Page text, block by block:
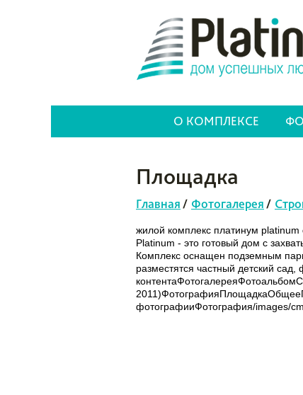
О КОМПЛЕКСЕ
Площадка
Главная / Фотогалерея /
жилой комплекс платинум platinum
Platinum - это готовый дом с
Комплекс оснащен подземным
разместятся частный детский
фотографииФотография/images/